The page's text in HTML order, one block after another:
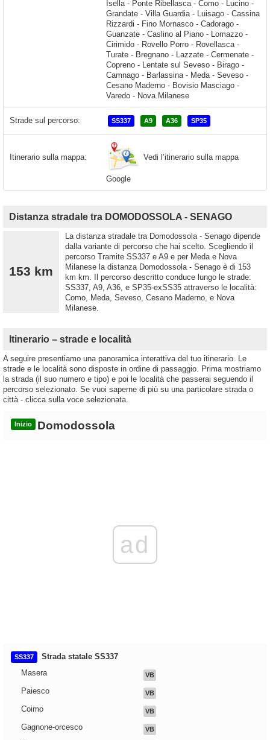
Strade sul percorso: SS337 A9 A36 SP35
Itinerario sulla mappa: Vedi l’itinerario sulla mappa
Google
Distanza stradale tra DOMODOSSOLA - SENAGO
153 km
La distanza stradale tra Domodossola - Senago dipende
dalla variante di percorso che hai scelto. Scegliendo il
percorso Tramite SS337 e A9 e per Meda e Nova
Milanese la distanza Domodossola - Senago è di 153
km km. Il percorso descritto conduce lungo le strade:
SS337, A9, A36, e SP35-exSS35 attraverso le località:
Como, Meda, Seveso, Cesano Maderno, e Nova
Milanese.
Itinerario – strade e località
A seguire presentiamo una panoramica interattiva del tuo itinerario. Le
strade e le località sono disposte in ordine di passaggio. Prima mostriamo
la strada (il suo numero e tipo) e poi le località che passerai seguendo il
percorso selezionato. Se vuoi saperne di più su una particolare strada o
città - clicca sulla voce selezionata.
Inizio Domodossola
ad
SS337
Strada statale SS337
Masera
VB
Paiesco VB
Coimo VB
Gagnone-orcesco VB